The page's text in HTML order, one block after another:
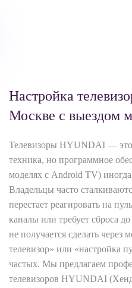
Настройка
Москве с выездом
Телевизоры HYUNDAI — это
техника, но программное
моделях с Android TV) иногда
Владельцы часто
перестает реагировать на
каналы или требует сброса
не получается сделать через
телевизор» или «настройка
частых. Мы предлагаем
телевизоров HYUNDAI